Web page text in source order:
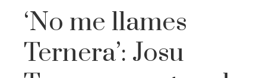
‘No me llames
Ternera’: Josu